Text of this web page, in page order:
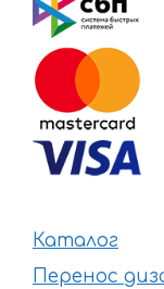
Каталог
Перенос